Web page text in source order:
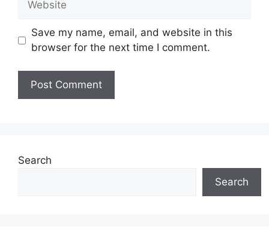
Save my name, email, and website in this
browser for the next time I comment.
Search
Search